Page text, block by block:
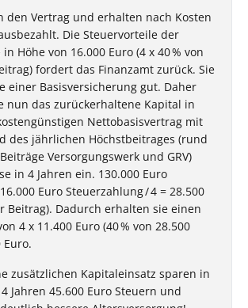
den Vertrag und erhalten nach Kosten
Die Steuervorteile der
Höhe von 16.000 Euro (4 x 40 % von
fordert das Finanzamt zurück. Sie
einer Basisversicherung gut. Daher
nun das zurückerhaltene Kapital in
Nettobasisvertrag mit
des jährlichen Höchstbeitrages (rund
Versorgungswerk und GRV)
in 4 Jahren ein. 130.000 Euro
Euro Steuerzahlung / 4 = 28.500
Beitrag). Dadurch erhalten sie einen
4 x 11.400 Euro (40 % von 28.500
Euro.
zusätzlichen Kapitaleinsatz sparen in
Jahren 45.600 Euro Steuern und